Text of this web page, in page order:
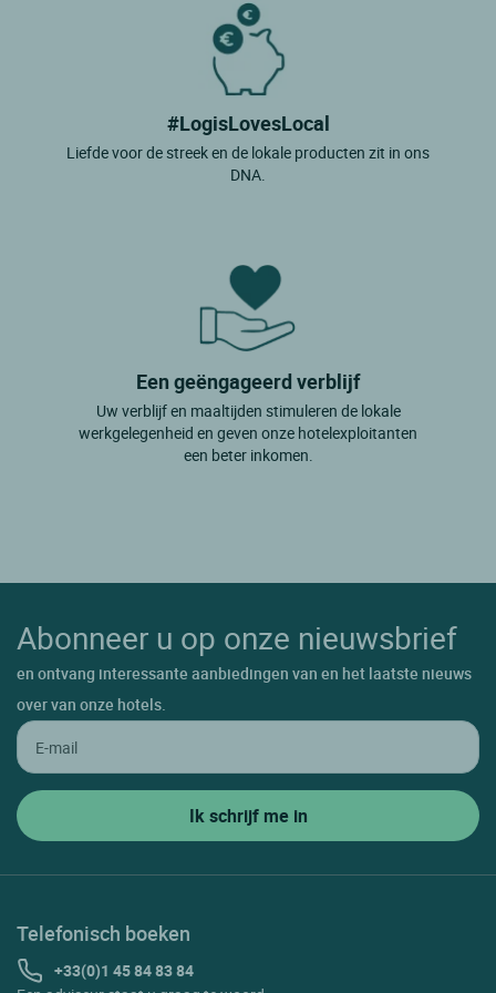
#LogisLovesLocal
Liefde voor de streek en de lokale producten zit in ons
DNA.
Een geëngageerd verblijf
Uw verblijf en maaltijden stimuleren de lokale
werkgelegenheid en geven onze hotelexploitanten
een beter inkomen.
Abonneer u op onze nieuwsbrief
en ontvang interessante aanbiedingen van en het laatste nieuws
over van onze hotels.
Telefonisch boeken
+33(0)1 45 84 83 84